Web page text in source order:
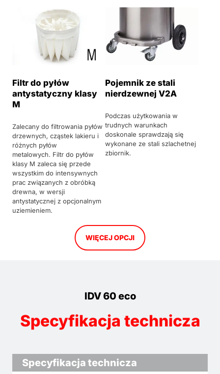
Filtr do pyłów
antystatyczny klasy
M
Zalecany do filtrowania pyłów
drzewnych, cząstek lakieru i
różnych pyłów
metalowych. Filtr do pyłów
klasy M zaleca się przede
wszystkim do intensywnych
prac związanych z obróbką
drewna, w wersji
antystatycznej z opcjonalnym
uziemieniem.
Pojemnik ze stali
nierdzewnej V2A
Podczas użytkowania w
trudnych warunkach
doskonale sprawdzają się
wykonane ze stali szlachetnej
zbiornik.
WIĘCEJ OPCJI
IDV 60 eco
Specyfikacja technicza
Specyfikacja technicza